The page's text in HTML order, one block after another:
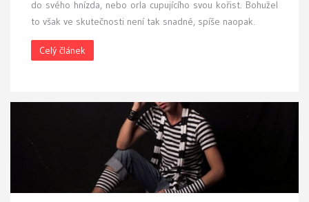
do svého hnízda, nebo orla cupujícího svou kořist. Bohužel
to však ve skutečnosti není tak snadné, spíše naopak.
Celý článek